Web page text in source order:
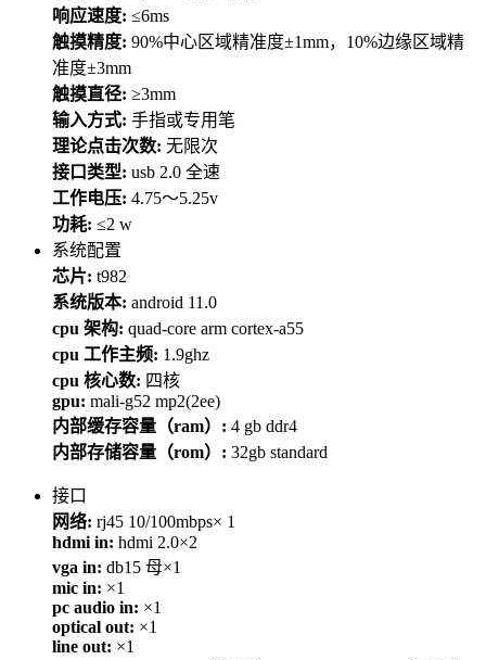
响应速度: ≤6ms
触摸精度: 90%中心区域精准度±1mm，10%边缘区域精
准度±3mm
触摸直径: ≥3mm
输入方式: 手指或专用笔
理论点击次数: 无限次
接口类型: usb 2.0 全速
工作电压: 4.75～5.25v
功耗: ≤2 w
系统配置
芯片: t982
系统版本: android 11.0
cpu 架构: quad-core arm cortex-a55
cpu 工作主频: 1.9ghz
cpu 核心数: 四核
gpu: mali-g52 mp2(2ee)
内部缓存容量（ram）: 4 gb ddr4
内部存储容量（rom）: 32gb standard
接口
网络: rj45 10/100mbps× 1
hdmi in: hdmi 2.0×2
vga in: db15 母×1
mic in: ×1
pc audio in: ×1
optical out: ×1
line out: ×1